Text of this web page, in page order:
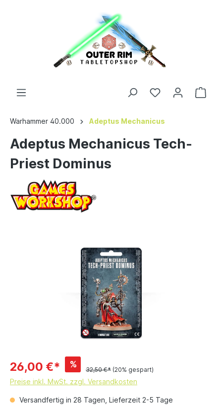
Warhammer 40.000 Adeptus Mechanicus
Adeptus Mechanicus Tech-
Priest Dominus
26,00 €* %
32,50 €* (20% gespart)
Preise inkl. MwSt. zzgl. Versandkosten
Versandfertig in 28 Tagen, Lieferzeit 2-5 Tage